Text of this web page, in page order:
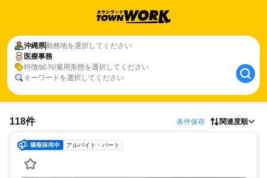
沖縄県勤務地を選択してください
医療事務
特徴/給与/雇用形態を選択してください
キーワードを選択してください
118件 条件保存 関連度順
アルバイト・パート